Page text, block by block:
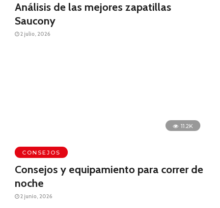
Análisis de las mejores zapatillas
Saucony
2 julio, 2026
11.2K
CONSEJOS
Consejos y equipamiento para correr de
noche
2 junio, 2026